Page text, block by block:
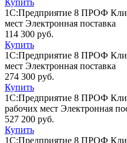
Купить
1С:Предприятие 8 ПРОФ
мест Электронная поставка
114 300 руб.
Купить
1С:Предприятие 8 ПРОФ
мест Электронная поставка
274 300 руб.
Купить
1С:Предприятие 8 ПРОФ
рабочих мест Электронная
527 200 руб.
Купить
1С:Предприятие 8 ПРОФ